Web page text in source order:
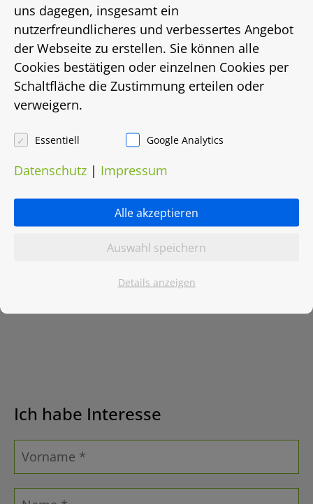
Energieausweistyp
bis
Energiebedarf in Kwh/(m²/a)
234
Energieträger
Gas
Ich habe Interesse
uns dagegen, insgesamt ein
nutzerfreundlicheres und verbessertes Angebot
der Webseite zu erstellen. Sie können alle
Cookies bestätigen oder einzelnen Cookies per
Schaltfläche die Zustimmung erteilen oder
verweigern.
Essentiell Google Analytics
Datenschutz | Impressum
Alle akzeptieren
Auswahl speichern
Details anzeigen